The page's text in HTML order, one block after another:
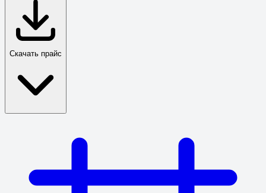
Скачать прайс